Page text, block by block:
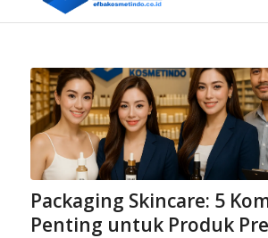
Packaging Skincare: 5
Penting untuk Produk